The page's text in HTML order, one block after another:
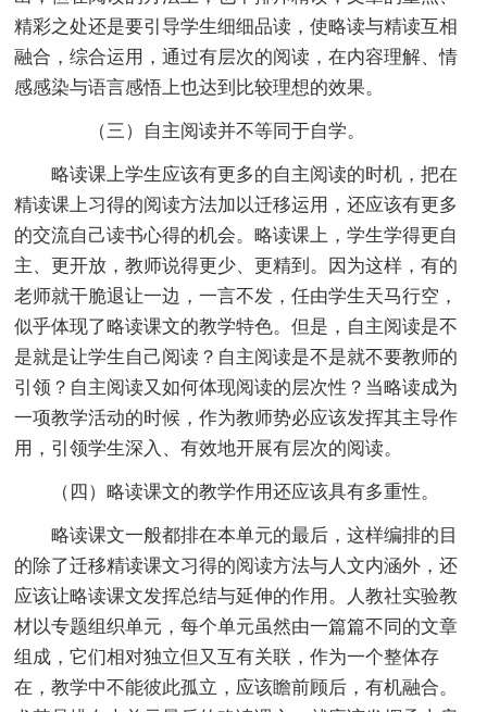
精彩之处还是要引导学生细细品读，使略读与精读互相
融合，综合运用，通过有层次的阅读，在内容理解、情
感感染与语言感悟上也达到比较理想的效果。
（三）自主阅读并不等同于自学。
略读课上学生应该有更多的自主阅读的时机，把在
精读课上习得的阅读方法加以迁移运用，还应该有更多
的交流自己读书心得的机会。略读课上，学生学得更自
主、更开放，教师说得更少、更精到。因为这样，有的
老师就干脆退让一边，一言不发，任由学生天马行空，
似乎体现了略读课文的教学特色。但是，自主阅读是不
是就是让学生自己阅读？自主阅读是不是就不要教师的
引领？自主阅读又如何体现阅读的层次性？当略读成为
一项教学活动的时候，作为教师势必应该发挥其主导作
用，引领学生深入、有效地开展有层次的阅读。
（四）略读课文的教学作用还应该具有多重性。
略读课文一般都排在本单元的最后，这样编排的目
的除了迁移精读课文习得的阅读方法与人文内涵外，还
应该让略读课文发挥总结与延伸的作用。人教社实验教
材以专题组织单元，每个单元虽然由一篇篇不同的文章
组成，它们相对独立但又互有关联，作为一个整体存
在，教学中不能彼此孤立，应该瞻前顾后，有机融合。